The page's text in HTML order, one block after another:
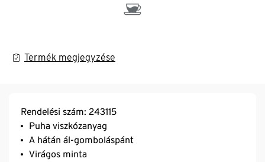
Termék megjegyzése
Rendelési szám: 243115
Puha viszkózanyag
A hátán ál-gomboláspánt
Virágos minta